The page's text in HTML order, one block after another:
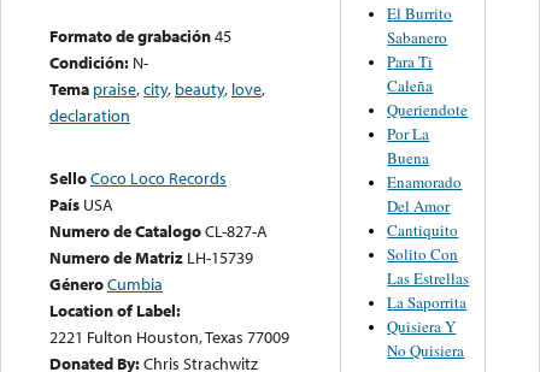
Formato de grabación45
Condición: N-
Tema praise,city, beauty, love,
declaration
SelloCoco Loco Records
País USA
Numero de CatalogoCL-827-A
Numero de Matriz LH-15739
GéneroCumbia
Location of Label:
2221 Fulton Houston, Texas 77009
Donated By:Chris Strachwitz
El Burrito
Sabanero
Para Ti
Caleña
Queriendote
Por La
Buena
Enamorado
Del Amor
Cantiquito
Solito Con
Las Estrellas
La Saporrita
Quisiera Y
No Quisiera